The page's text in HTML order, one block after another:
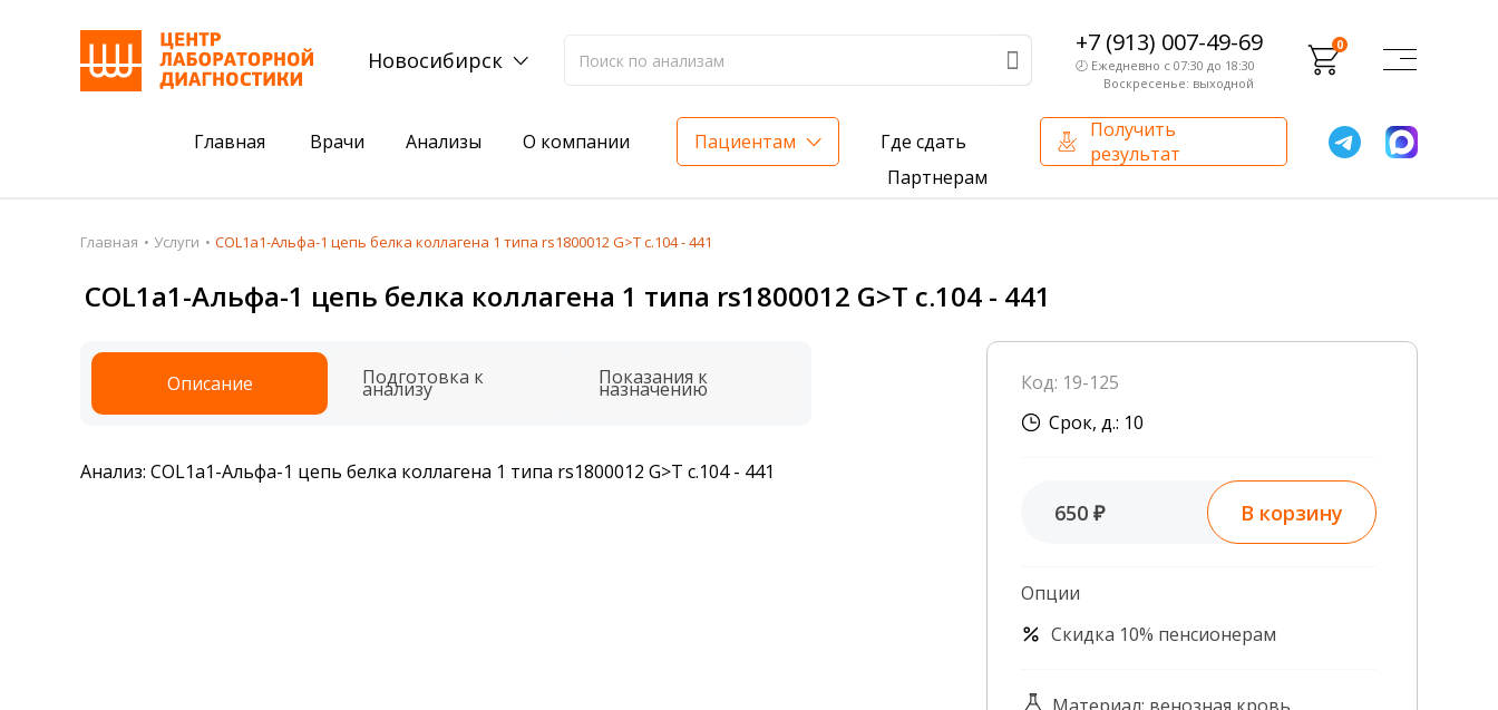
Новосибирск
+7 (913) 007-49-69
🕗 Ежедневно с 07:30 до 18:30
Воскресенье: выходной
0
Главная Врачи Анализы О компании Пациентам
Где сдать
Партнерам
Получить
результат
Пациентам
Акции
Подготовка к анализам
Получить результаты
Акции
Комплексный анализ на жирорастворимые витамины — всего 3 999 ₽
Сдать клеща на анализ для проверки на наличие инфекций
Сертификаты и лицензии
Внутренний аудит
Сотрудники лаборатории
Главная Услуги COL1а1-Альфа-1 цепь белка коллагена 1 типа rs1800012 G>T с.104 - 441
COL1а1-Альфа-1 цепь белка коллагена 1 типа rs1800012 G>T с.104 - 441
Описание Подготовка к
анализу Показания к
назначению
Анализ: COL1а1-Альфа-1 цепь белка коллагена 1 типа rs1800012 G>T с.104 - 441
Код: 19-125
Срок, д.: 10
650 ₽ В корзину
Опции
Скидка 10% пенсионерам